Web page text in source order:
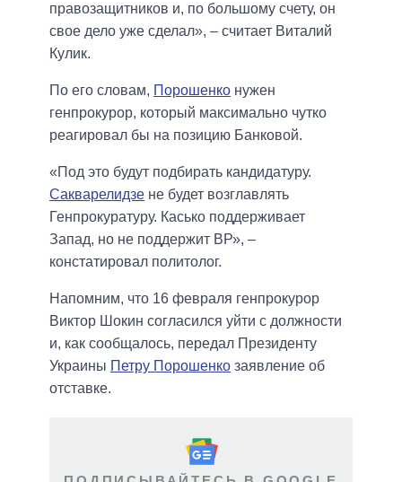
правозащитников и, по большому счету, он
свое дело уже сделал», – считает Виталий
Кулик.
По его словам, Порошенко нужен
генпрокурор, который максимально чутко
реагировал бы на позицию Банковой.
«Под это будут подбирать кандидатуру.
Сакварелидзе не будет возглавлять
Генпрокуратуру. Касько поддерживает
Запад, но не поддержит ВР», –
констатировал политолог.
Напомним, что 16 февраля генпрокурор
Виктор Шокин согласился уйти с должности
и, как сообщалось, передал Президенту
Украины Петру Порошенко заявление об
отставке.